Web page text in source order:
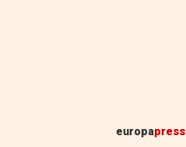
europapress